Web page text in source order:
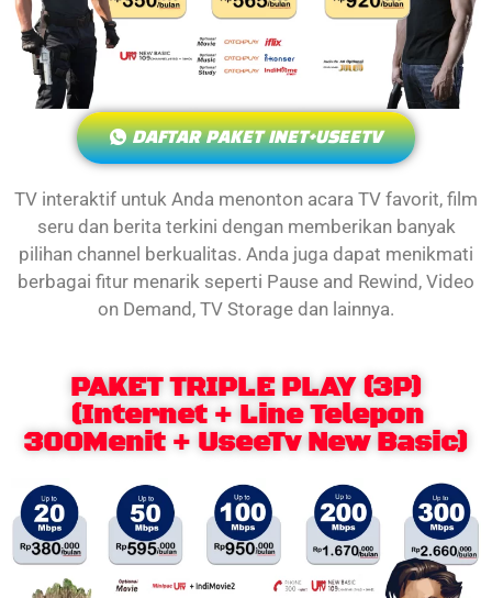
DAFTAR PAKET INET+USEETV
TV interaktif untuk Anda menonton acara TV favorit, film
seru dan berita terkini dengan memberikan banyak
pilihan channel berkualitas. Anda juga dapat menikmati
berbagai fitur menarik seperti Pause and Rewind, Video
on Demand, TV Storage dan lainnya.
PAKET TRIPLE PLAY (3P)
(Internet + Line Telepon
300Menit + UseeTv New Basic)